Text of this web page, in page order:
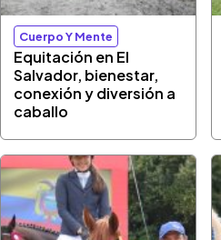
Cuerpo Y Mente
Equitación en El
Salvador, bienestar,
conexión y diversión a
caballo